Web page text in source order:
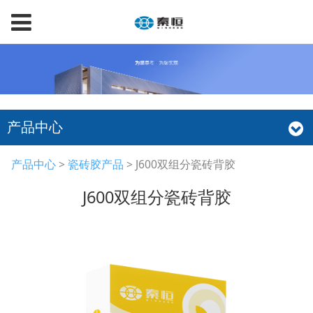
产品中心
J600双组分瓷砖背胶
产品中心> 瓷砖胶产品 > J600双组分瓷砖背胶
J600双组分瓷砖背胶